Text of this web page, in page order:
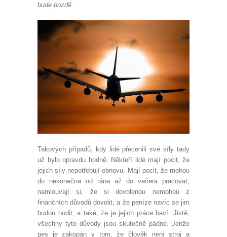
bude pozdě.
Takových případů, kdy lidé přecenili své síly tady
už bylo opravdu hodně. Někteří lidé mají pocit, že
jejich síly nepotřebují obnovu. Mají pocit, že mohou
do nekonečna od rána až do večera pracovat,
namlouvají si, že si dovolenou nemohou z
finančních důvodů dovolit, a že peníze navíc se jim
budou hodit, a také, že je jejich práce baví. Jistě,
všechny tyto důvody jsou skutečně pádné. Jenže
pes je zakopán v tom, že člověk není stroj a